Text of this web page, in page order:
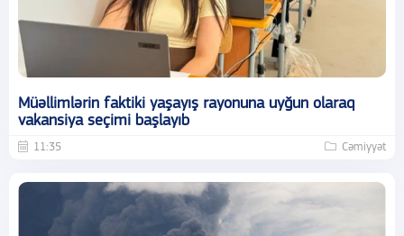
Müəllimlərin faktiki yaşayış rayonuna uyğun olaraq
vakansiya seçimi başlayıb
11:35 Cəmiyyət